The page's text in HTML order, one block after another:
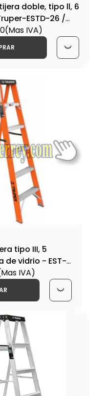
doble, tipo ll, 6
ESTD-26 /
(Mas IVA)
tipo III, 5
de vidrio - EST-
IVA)